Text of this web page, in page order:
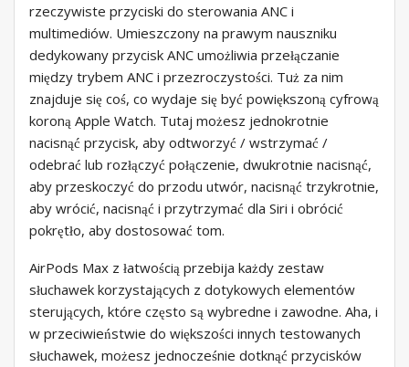
rzeczywiste przyciski do sterowania ANC i
multimediów. Umieszczony na prawym nauszniku
dedykowany przycisk ANC umożliwia przełączanie
między trybem ANC i przezroczystości. Tuż za nim
znajduje się coś, co wydaje się być powiększoną cyfrową
koroną Apple Watch. Tutaj możesz jednokrotnie
nacisnąć przycisk, aby odtworzyć / wstrzymać /
odebrać lub rozłączyć połączenie, dwukrotnie nacisnąć,
aby przeskoczyć do przodu utwór, nacisnąć trzykrotnie,
aby wrócić, nacisnąć i przytrzymać dla Siri i obrócić
pokrętło, aby dostosować tom.
AirPods Max z łatwością przebija każdy zestaw
słuchawek korzystających z dotykowych elementów
sterujących, które często są wybredne i zawodne. Aha, i
w przeciwieństwie do większości innych testowanych
słuchawek, możesz jednocześnie dotknąć przycisków